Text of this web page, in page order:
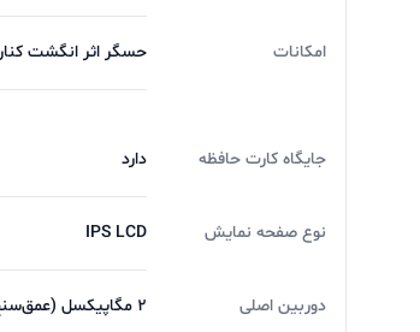
امکانات حسگر اثر انگشت
جایگاه کارت حافظه دارد
نوع صفحه نمایش IPS LCD
دوربین اصلی 2 مگاپیکسل (عمق‌سنج)